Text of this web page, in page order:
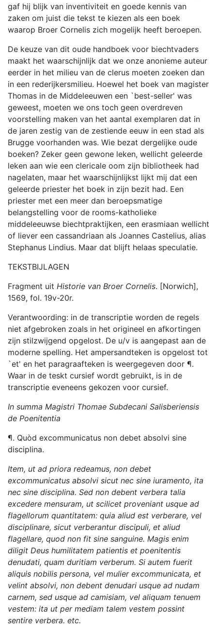
gaf hij blijk van inventiviteit en goede kennis van
zaken om juist die tekst te kiezen als een boek
waarop Broer Cornelis zich mogelijk heeft beroepen.
De keuze van dit oude handboek voor biechtvaders
maakt het waarschijnlijk dat we onze anonieme auteur
eerder in het milieu van de clerus moeten zoeken dan
in een rederijkersmilieu. Hoewel het boek van magister
Thomas in de Middeleeuwen een `best-seller' was
geweest, moeten we ons toch geen overdreven
voorstelling maken van het aantal exemplaren dat in
de jaren zestig van de zestiende eeuw in een stad als
Brugge voorhanden was. Wie bezat dergelijke oude
boeken? Zeker geen gewone leken, wellicht geleerde
leken aan wie een clericale oom zijn bibliotheek had
nagelaten, maar het waarschijnlijkst lijkt mij dat een
geleerde priester het boek in zijn bezit had. Een
priester met een meer dan beroepsmatige
belangstelling voor de rooms-katholieke
middeleeuwse biechtpraktijken, een erasmiaan wellicht
of liever een cassandriaan als Joannes Castelius, alias
Stephanus Lindius. Maar dat blijft helaas speculatie.
TEKSTBIJLAGEN
Fragment uit Historie van Broer Cornelis. [Norwich],
1569, fol. 19v-20r.
Verantwoording: in de transcriptie worden de regels
niet afgebroken zoals in het origineel en afkortingen
zijn stilzwijgend opgelost. De u/v is aangepast aan de
moderne spelling. Het ampersandteken is opgelost tot
`et' en het paragraafteken is weergegeven door ¶.
Waar in de teskt cursief wordt gebruikt, is in de
transcriptie eveneens gekozen voor cursief.
In summa Magistri Thomae Subdecani Salisberiensis
de Poenitentia
¶. Quòd excommunicatus non debet absolvi sine
disciplina.
Item, ut ad priora redeamus, non debet
excommunicatus absolvi sicut nec sine iuramento, ita
nec sine disciplina. Sed non debent verbera talia
excedere mensuram, ut scilicet proveniant usque ad
flagellorum quantitatem: quia aliud est verberare, vel
disciplinare, sicut verberantur discipuli, et aliud
flagellare, quod non fit sine sanguine. Magis enim
diligit Deus humilitatem patientis et poenitentis
denudati, quam duritiam verberum. Si autem fuerit
aliquis nobilis persona, vel mulier excommunicata, et
velint absolvi, non debent denudari usque ad nudam
carnem, sed usque ad camisiam, vel aliquam tenuem
vestem: ita ut per mediam talem vestem possint
sentire verbera. etc.